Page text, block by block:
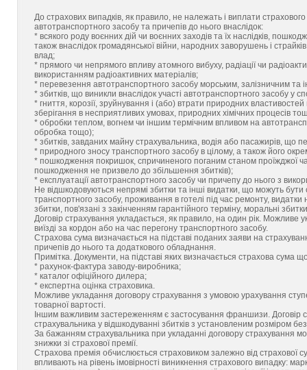
До страхових випадків, як правило, не належать і виплати
автотранспортного засобу та причепів до нього внаслідок:
* всякого роду воєнних дій чи воєнних заходів та їх наслідків,
також внаслідок громадянської війни, народних заворушень і
влад;
* прямого чи непрямого впливу атомного вибуху, радіації чи
використанням радіоактивних матеріалів;
* перевезення автотранспортного засобу морським, залізничним та
* збитків, що виникли внаслідок участі автотранспортного засобу у
* гниття, корозії, зруйнування і (або) втрати природних
зберігання в несприятливих умовах, природних хімічних процесів
* обробки теплом, вогнем чи іншим термічним впливом на
обробка тощо);
* збитків, завданих майну страхувальника, водія або пасажирів, що
* природного зносу транспортного засобу в цілому, а також його
* пошкодження покришок, спричиненого поганим станом проїжджої
пошкодження не призвело до збільшення збитків);
* експлуатації автотранспортного засобу чи причепу до нього з
Не відшкодовуються непрямі збитки та інші видатки, що можуть
транспортного засобу, проживання в готелі під час ремонту,
збитки, пов'язані з закінченням гарантійного терміну, моральні
Договір страхування укладається, як правило, на один рік.
виїзді за кордон або на час перегону транспортного засобу.
Страхова сума визначається на підставі поданих заяви на
причепів до нього та додаткового обладнання.
Примітка. Документи, на підставі яких визначається страхова сума
* рахунок-фактура заводу-виробника;
* каталог офіційного дилера;
* експертна оцінка страховика.
Можливе укладання договору страхування з умовою урахування
товарної вартості.
Іншим важливим застереженням є застосування франшизи. Договір
страхувальника у відшкодуванні збитків з установленим розміром
За бажанням страхувальника при укладанні договору страхування
знижки зі страхової премії.
Страхова премія обчислюється страховиком залежно від страхової
впливають на рівень імовірності виникнення страхового випадку: